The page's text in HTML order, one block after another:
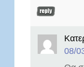
08/